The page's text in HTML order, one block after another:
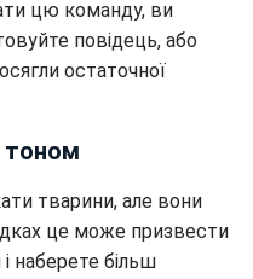
цю команду, ви
повідець, або
остаточної
тоном
тварини, але вони
це може призвести
наберете більш